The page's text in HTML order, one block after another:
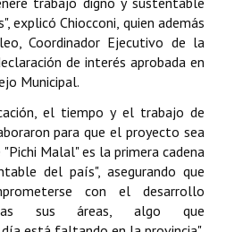
explicó Chiocconi, quien además
Coordinador Ejecutivo de la
de interés aprobada en
Municipal.
el tiempo y el trabajo de
para que el proyecto sea
Malal" es la primera cadena
del país", asegurando que
con el desarrollo
sus áreas, algo que